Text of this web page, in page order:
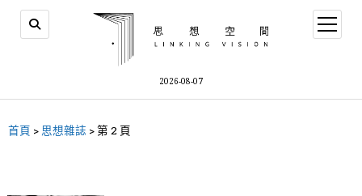
2026-08-07
首頁 > 思想雜誌 >第 2 頁